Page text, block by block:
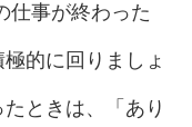
仕事が終わった
的に回りましょ
ときは、「あり